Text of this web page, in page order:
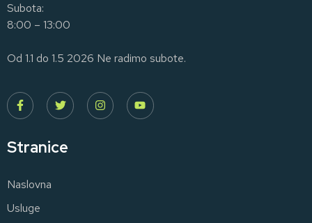
Subota:
8:00 – 13:00
Od 1.1 do 1.5 2026 Ne radimo subote.
Stranice
Naslovna
Usluge